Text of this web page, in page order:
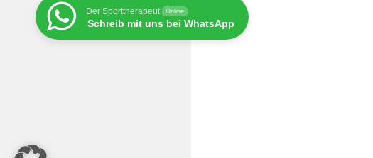
Der Sporttherapeut Online
Schreib mit uns bei WhatsApp